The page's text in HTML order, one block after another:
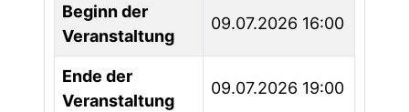
Beginn der
Veranstaltung
09.07.2026 16:00
Ende der
Veranstaltung
09.07.2026 19:00